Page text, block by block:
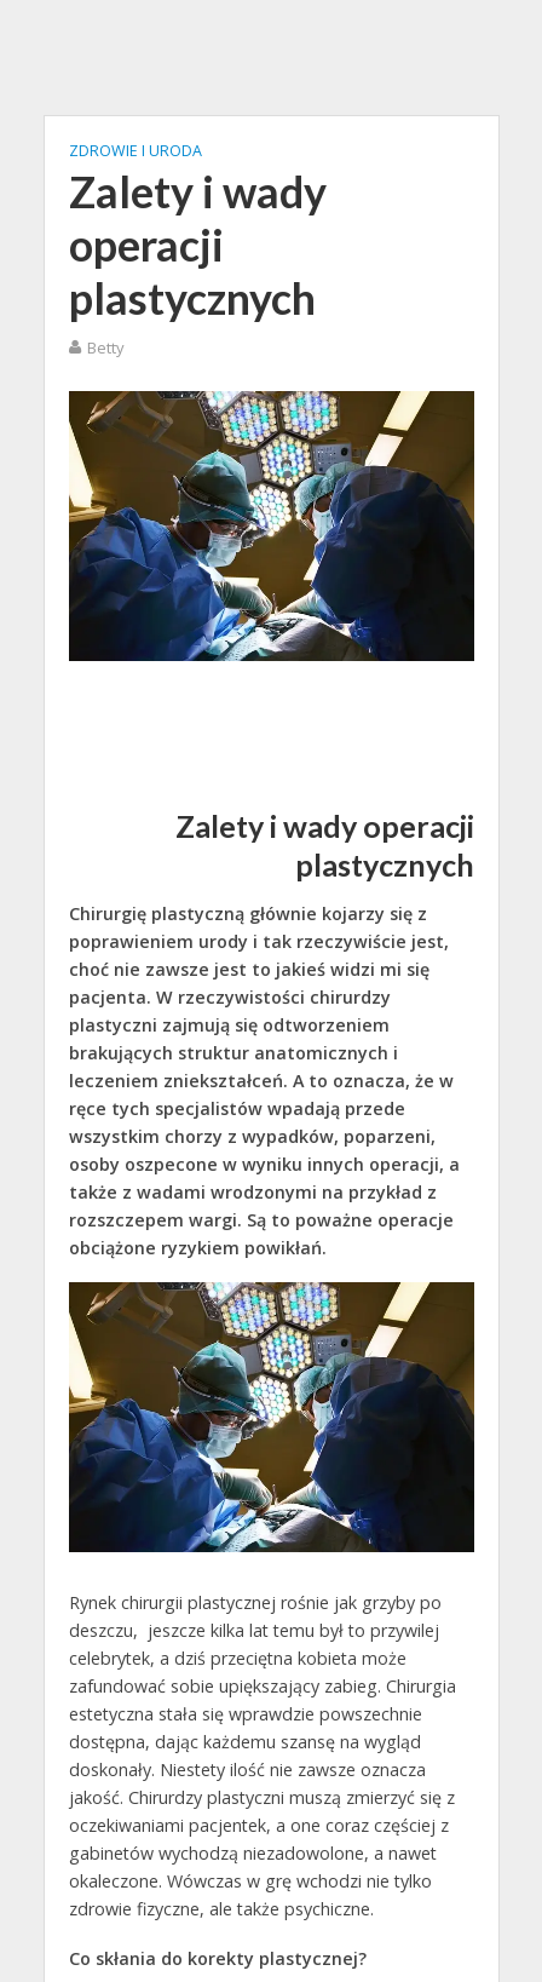
ZDROWIE I URODA
Zalety i wady
operacji
plastycznych
Betty
Zalety i wady operacji
plastycznych
Chirurgię plastyczną głównie kojarzy się z
poprawieniem urody i tak rzeczywiście jest,
choć nie zawsze jest to jakieś widzi mi się
pacjenta. W rzeczywistości chirurdzy
plastyczni zajmują się odtworzeniem
brakujących struktur anatomicznych i
leczeniem zniekształceń. A to oznacza, że w
ręce tych specjalistów wpadają przede
wszystkim chorzy z wypadków, poparzeni,
osoby oszpecone w wyniku innych operacji, a
także z wadami wrodzonymi na przykład z
rozszczepem wargi. Są to poważne operacje
obciążone ryzykiem powikłań.
Rynek chirurgii plastycznej rośnie jak grzyby po
deszczu, jeszcze kilka lat temu był to przywilej
celebrytek, a dziś przeciętna kobieta może
zafundować sobie upiększający zabieg. Chirurgia
estetyczna stała się wprawdzie powszechnie
dostępna, dając każdemu szansę na wygląd
doskonały. Niestety ilość nie zawsze oznacza
jakość. Chirurdzy plastyczni muszą zmierzyć się z
oczekiwaniami pacjentek, a one coraz częściej z
gabinetów wychodzą niezadowolone, a nawet
okaleczone. Wówczas w grę wchodzi nie tylko
zdrowie fizyczne, ale także psychiczne.
Co skłania do korekty plastycznej?